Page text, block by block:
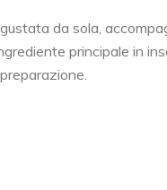
da sola,
principale in